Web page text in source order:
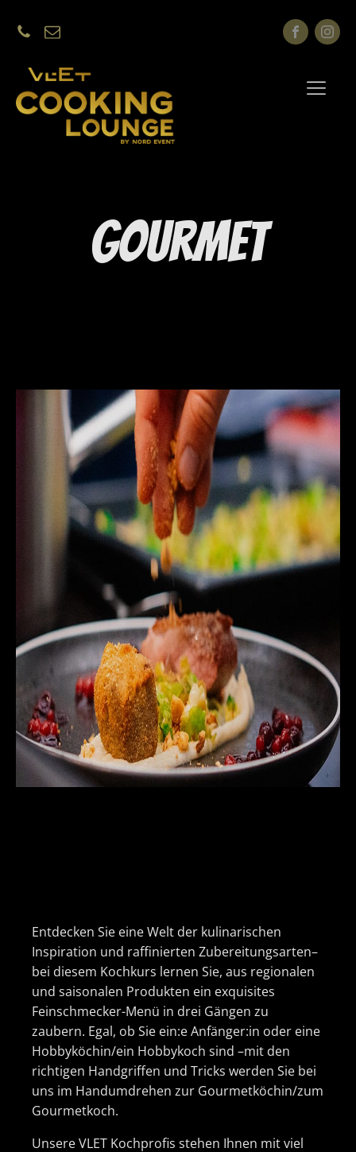
Gourmet
Entdecken Sie eine Welt der kulinarischen
Inspiration und raffinierten Zubereitungsarten–
bei diesem Kochkurs lernen Sie, aus regionalen
und saisonalen Produkten ein exquisites
Feinschmecker-Menü in drei Gängen zu
zaubern. Egal, ob Sie ein:e Anfänger:in oder eine
Hobbyköchin/ein Hobbykoch sind –mit den
richtigen Handgriffen und Tricks werden Sie bei
uns im Handumdrehen zur Gourmetköchin/zum
Gourmetkoch.
Unsere VLET Kochprofis stehen Ihnen mit viel